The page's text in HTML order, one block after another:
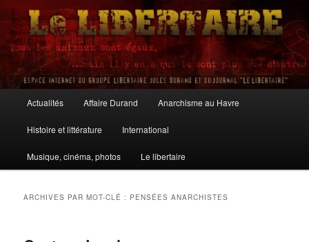
Aller
contenu
principal
Aller
contenu
secondaire
Le Libertaire
principal
Actualités Affaire Durand Anarchisme au Havre
Histoire et littérature International
Musique, cinéma, photos Le libertaire
ARCHIVES PAR MOT-CLÉ : PENSÉES ANARCHISTES